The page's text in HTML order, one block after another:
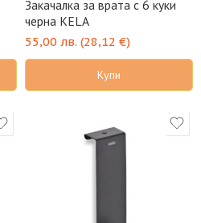
Закачалка за врата с 6 куки
черна KELA
55,00 лв. (28,12 €)
Купи